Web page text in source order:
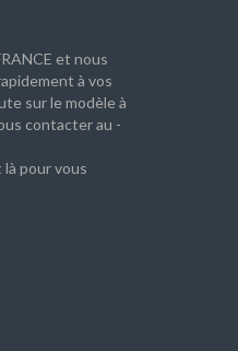
et nous
à vos
sur le modèle à
contacter au -
pour vous